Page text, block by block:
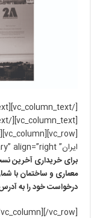
ایران” color=”primary” align=”right”][vc_column_text]
درخواست خود را به
vc_row]